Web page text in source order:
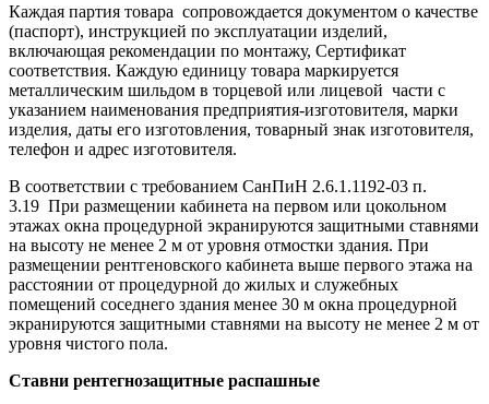
Каждая партия товара сопровождается документом о качестве
(паспорт), инструкцией по эксплуатации изделий,
включающая рекомендации по монтажу, Сертификат
соответствия. Каждую единицу товара маркируется
металлическим шильдом в торцевой или лицевой части с
указанием наименования предприятия-изготовителя, марки
изделия, даты его изготовления, товарный знак изготовителя,
телефон и адрес изготовителя.
В соответствии с требованием СанПиН 2.6.1.1192-03 п.
3.19 При размещении кабинета на первом или цокольном
этажах окна процедурной экранируются защитными ставнями
на высоту не менее 2 м от уровня отмостки здания. При
размещении рентгеновского кабинета выше первого этажа на
расстоянии от процедурной до жилых и служебных
помещений соседнего здания менее 30 м окна процедурной
экранируются защитными ставнями на высоту не менее 2 м от
уровня чистого пола.
Ставни рентегнозащитные распашные